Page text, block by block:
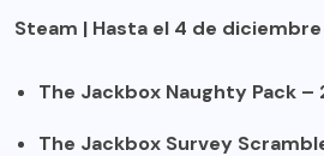
Steam | Hasta el 4 de diciembre
The Jackbox Naughty Pack –
The Jackbox Survey